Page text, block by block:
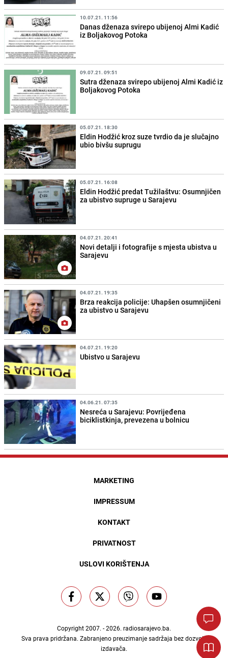
10.07.21. 11:56
Danas dženaza svirepo ubijenoj Almi Kadić
iz Boljakovog Potoka
09.07.21. 09:51
Sutra dženaza svirepo ubijenoj Almi Kadić iz
Boljakovog Potoka
05.07.21. 18:30
Eldin Hodžić kroz suze tvrdio da je slučajno
ubio bivšu suprugu
05.07.21. 16:08
Eldin Hodžić predat Tužilaštvu: Osumnjičen
za ubistvo supruge u Sarajevu
04.07.21. 20:41
Novi detalji i fotografije s mjesta ubistva u
Sarajevu
04.07.21. 19:35
Brza reakcija policije: Uhapšen osumnjičeni
za ubistvo u Sarajevu
04.07.21. 19:20
Ubistvo u Sarajevu
04.06.21. 07:35
Nesreća u Sarajevu: Povrijeđena
biciklistkinja, prevezena u bolnicu
MARKETING
IMPRESSUM
KONTAKT
PRIVATNOST
USLOVI KORIŠTENJA
Copyright 2007. - 2026. radiosarajevo.ba.
Sva prava pridržana. Zabranjeno preuzimanje sadržaja bez dozvole
izdavača.